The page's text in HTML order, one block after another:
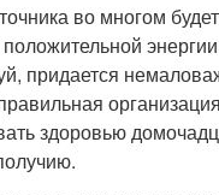
во многом
придается
здоровью